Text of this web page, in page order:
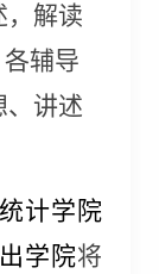
，解读
辅导
、讲述
计学院
学院将